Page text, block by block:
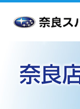
お客様本位の業